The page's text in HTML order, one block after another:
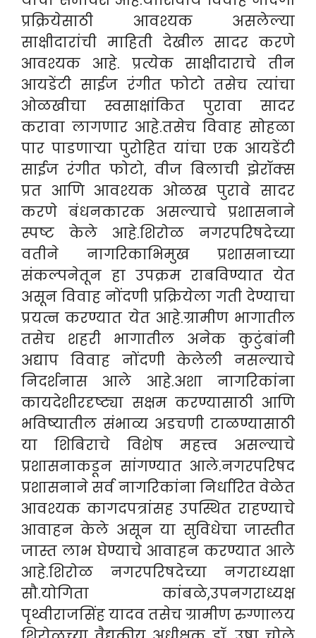
प्रक्रियेसाठी आवश्यक असलेल्या
साक्षीदारांची माहिती देखील सादर करणे
आवश्यक आहे. प्रत्येक साक्षीदाराचे तीन
आयडेंटी साईज रंगीत फोटो तसेच त्यांचा
ओळखीचा स्वसाक्षांकित पुरावा सादर
करावा लागणार आहे.तसेच विवाह सोहळा
पार पाडणाऱ्या पुरोहित यांचा एक आयडेंटी
साईज रंगीत फोटो, वीज बिलाची झेरॉक्स
प्रत आणि आवश्यक ओळख पुरावे सादर
करणे बंधनकारक असल्याचे प्रशासनाने
स्पष्ट केले आहे.शिरोळ नगरपरिषदेच्या
वतीने नागरिकाभिमुख प्रशासनाच्या
संकल्पनेतून हा उपक्रम राबविण्यात येत
असून विवाह नोंदणी प्रक्रियेला गती देण्याचा
प्रयत्न करण्यात येत आहे.ग्रामीण भागातील
तसेच शहरी भागातील अनेक कुटुंबांनी
अद्याप विवाह नोंदणी केलेली नसल्याचे
निदर्शनास आले आहे.अशा नागरिकांना
कायदेशीरदृष्ट्या सक्षम करण्यासाठी आणि
भविष्यातील संभाव्य अडचणी टाळण्यासाठी
या शिबिराचे विशेष महत्त्व असल्याचे
प्रशासनाकडून सांगण्यात आले.नगरपरिषद
प्रशासनाने सर्व नागरिकांना निर्धारित वेळेत
आवश्यक कागदपत्रांसह उपस्थित राहण्याचे
आवाहन केले असून या सुविधेचा जास्तीत
जास्त लाभ घेण्याचे आवाहन करण्यात आले
आहे.शिरोळ नगरपरिषदेच्या नगराध्यक्षा
सौ.योगिता कांबळे,उपनगराध्यक्ष
पृथ्वीराजसिंह यादव तसेच ग्रामीण रुग्णालय